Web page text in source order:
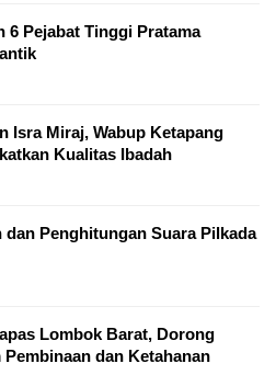
6 Pejabat Tinggi Pratama
Isra Miraj, Wabup Ketapang
Kualitas Ibadah
Penghitungan Suara Pilkada
Lombok Barat, Dorong
dan Ketahanan